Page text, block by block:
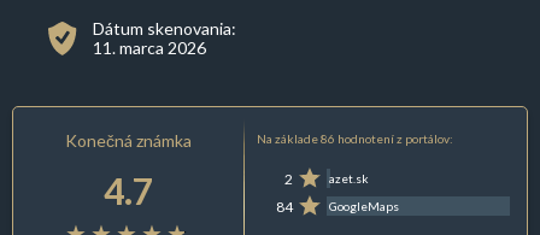
Dátum skenovania:
11. marca 2026
Konečná známka
4.7
Na základe 86 hodnotení z portálov:
2 azet.sk
84 GoogleMaps